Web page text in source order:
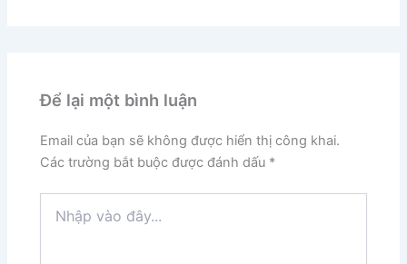
Để lại một bình luận
Email của bạn sẽ không được hiển thị công khai.
Các trường bắt buộc được đánh dấu *
vào